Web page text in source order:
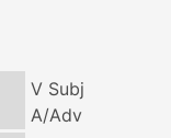
V Subj
A/Adv